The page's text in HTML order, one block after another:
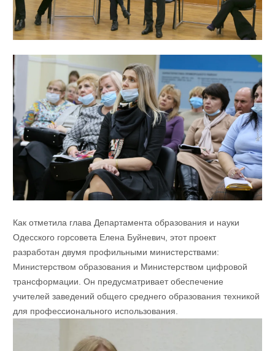
Как отметила глава Департамента образования и науки
Одесского горсовета Елена Буйневич, этот проект
разработан двумя профильными министерствами:
Министерством образования и Министерством цифровой
трансформации. Он предусматривает обеспечение
учителей заведений общего среднего образования техникой
для профессионального использования.